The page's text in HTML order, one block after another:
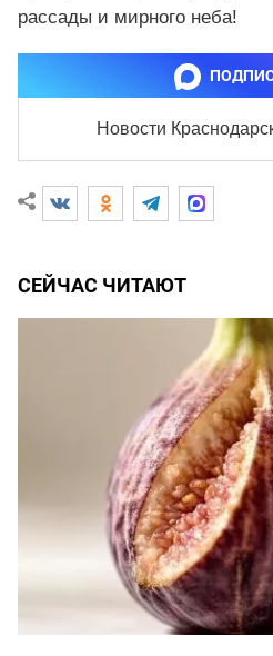
рассады и мирного неба!
Новости
СЕЙЧАС ЧИТАЮТ